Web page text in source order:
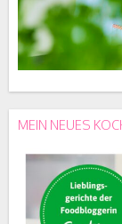
MEIN NEUES